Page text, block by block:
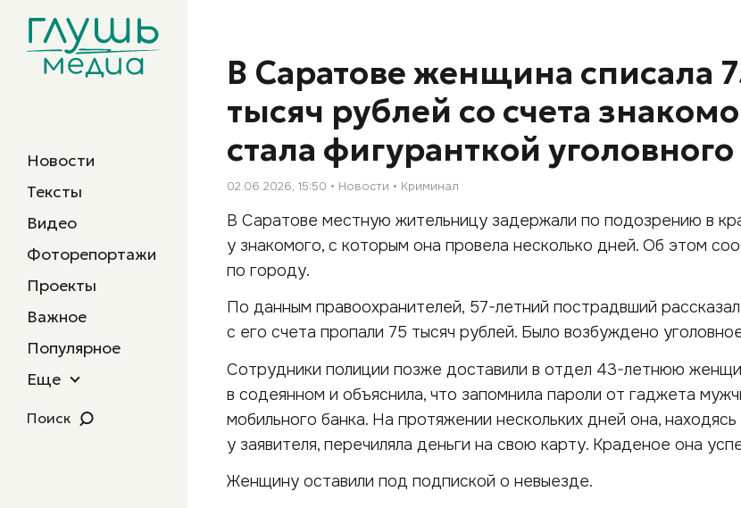
Новости
Тексты
Видео
Фоторепортажи
Проекты
Важное
Популярное
Еще
Поиск
В Саратове женщина списала
тысяч рублей со счета
стала фигуранткой
02.06.2026, 15:50 Новости Криминал
В Саратове местную жительницу задержали по подозрению в
у знакомого, с которым она провела несколько дней. Об этом
по городу.
По данным правоохранителей, 57-летний пострадвший
с его счета пропали 75 тысяч рублей. Было возбуждено
Сотрудники полиции позже доставили в отдел 43-летнюю
в содеянном и объяснила, что запомнила пароли от гаджета
мобильного банка. На протяжении нескольких дней она, находясь
у заявителя, перечиляла деньги на свою карту. Краденое она
Женщину оставили под подпиской о невыезде.